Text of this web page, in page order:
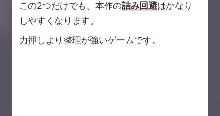
この2つだけでも、本作の詰み回避はかなり
しやすくなります。
力押しより整理が強いゲームです。